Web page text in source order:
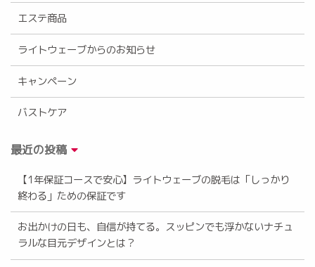
エステ商品
ライトウェーブからのお知らせ
キャンペーン
バストケア
最近の投稿
【1年保証コースで安心】ライトウェーブの脱毛は「しっかり
終わる」ための保証です
お出かけの日も、自信が持てる。スッピンでも浮かないナチュ
ラルな目元デザインとは？